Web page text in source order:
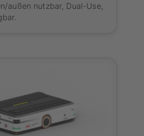
außen nutzbar, Dual-Use,